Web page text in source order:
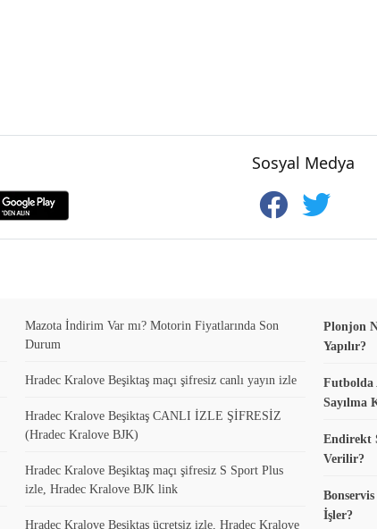
Sosyal Medya
Mazota İndirim Var mı? Motorin Fiyatlarında Son
Durum
Hradec Kralove Beşiktaş maçı şifresiz canlı yayın izle
Hradec Kralove Beşiktaş CANLI İZLE ŞİFRESİZ
(Hradec Kralove BJK)
Hradec Kralove Beşiktaş maçı şifresiz S Sport Plus
izle, Hradec Kralove BJK link
Hradec Kralove Beşiktaş ücretsiz izle, Hradec Kralove
Plonjon
Yapılır?
Futbolda
Sayılma
Endirekt
Verilir?
İşler?